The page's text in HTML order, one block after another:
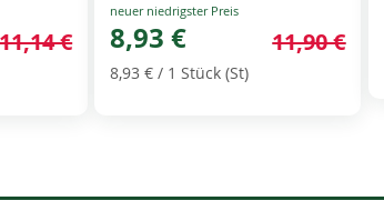
11,14 €
Special
Price
8,93 € 11,90 €
8,93 € / 1 Stück (St)